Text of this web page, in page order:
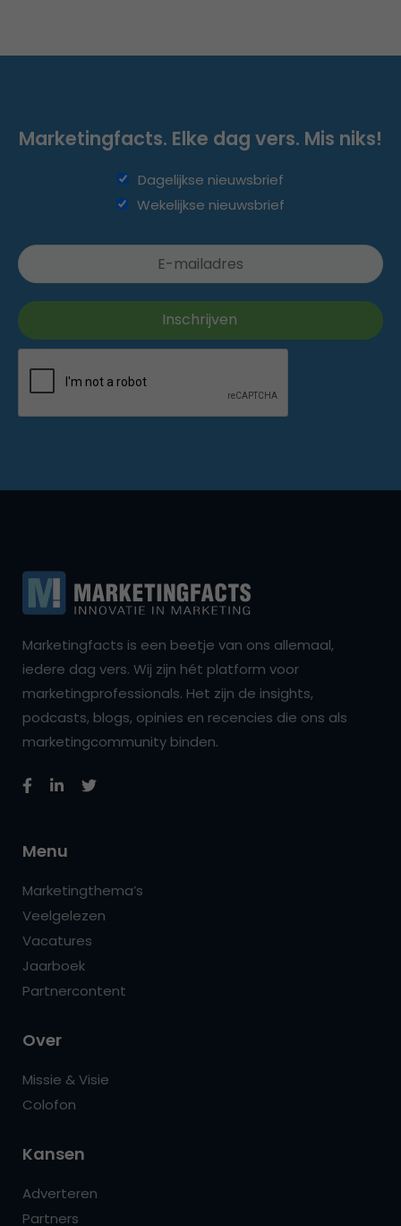
Marketingfacts. Elke dag vers. Mis niks!
Dagelijkse nieuwsbrief
Wekelijkse nieuwsbrief
Marketingfacts is een beetje van ons allemaal,
iedere dag vers. Wij zijn hét platform voor
marketingprofessionals. Het zijn de insights,
podcasts, blogs, opinies en recencies die ons als
marketingcommunity binden.
Menu
Marketingthema’s
Veelgelezen
Vacatures
Jaarboek
Partnercontent
Over
Missie & Visie
Colofon
Kansen
Adverteren
Partners